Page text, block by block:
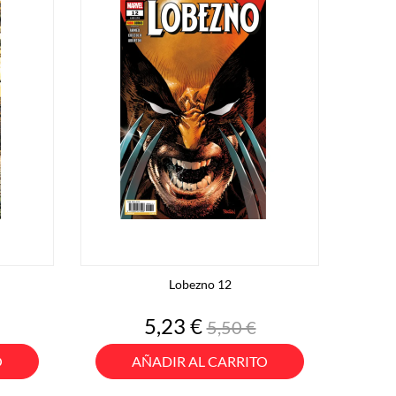
Lobezno 12
Precio
5,23 €Precio
base
5,50 €
AÑADIR AL CARRITO